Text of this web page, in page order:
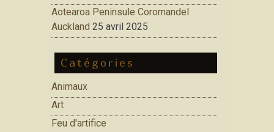
Aotearoa Peninsule Coromandel
Auckland 25 avril 2025
Catégories
Animaux
Art
Feu d'artifice